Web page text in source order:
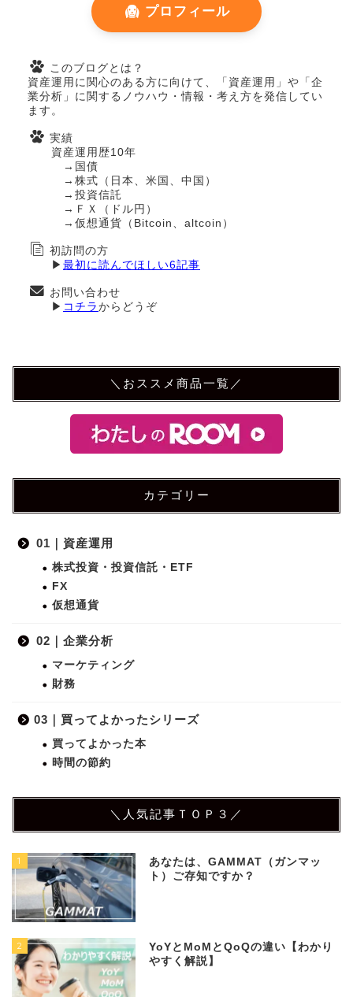
プロフィール
このブログとは？
資産運用に関心のある方に向けて、「資産運用」や「企
業分析」に関するノウハウ・情報・考え方を発信してい
ます。
実績
資産運用歴10年
→国債
→株式（日本、米国、中国）
→投資信託
→ＦＸ（ドル円）
→仮想通貨（Bitcoin、altcoin）
初訪問の方
▶ 最初に読んでほしい6記事
お問い合わせ
▶ コチラ からどうぞ
＼おススメ商品一覧／
カテゴリー
01｜資産運用
株式投資・投資信託・ETF
FX
仮想通貨
02｜企業分析
マーケティング
財務
03｜買ってよかったシリーズ
買ってよかった本
時間の節約
＼人気記事ＴＯＰ３／
1
あなたは、GAMMAT（ガンマッ
ト）ご存知ですか？
2
YoYとMoMとQoQの違い【わかり
やすく解説】